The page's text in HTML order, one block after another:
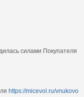
силами Покупателя
https://micevol.ru/vnukovo